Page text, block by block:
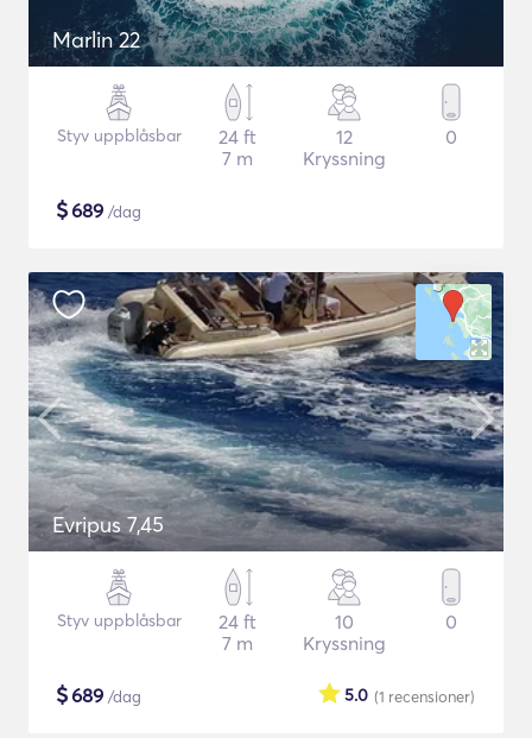
Marlin 22
Styv uppblåsbar
24 ft
7 m
12
Kryssning
0
$689 /dag
Evripus 7,45
Styv uppblåsbar
24 ft
7 m
10
Kryssning
0
$689 /dag (1 recensioner)
5.0